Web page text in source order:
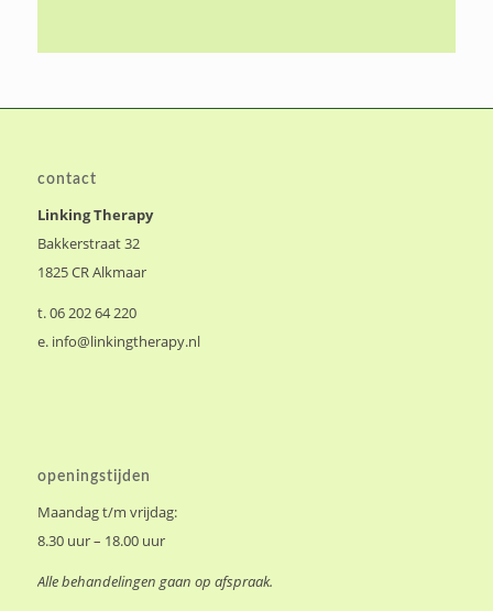
contact
Linking Therapy
Bakkerstraat 32
1825 CR Alkmaar
t. 06 202 64 220
e. info@linkingtherapy.nl
openingstijden
Maandag t/m vrijdag:
8.30 uur – 18.00 uur
Alle behandelingen gaan op afspraak.